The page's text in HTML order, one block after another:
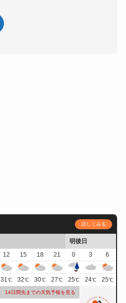
詳しくみる
明後日
12 15 18 21 0 3
6
31℃ 32℃ 30℃ 27℃ 25℃ 24℃ 25℃
14日間先までの天気予報を見る